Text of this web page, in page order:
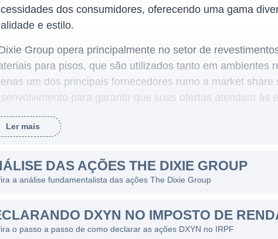
dos consumidores, oferecendo uma gama
e estilo.
Group opera principalmente no setor de
para pisos, que são utilizados tanto em ambientes
um dos principais fornecedores rumo a market
para garantir que suas ofertas atendam às
e sustentabilidade.
atua principalmente nos Estados Unidos, mas
internacionais. Seu portfólio inclui várias linhas
que podem ser aplicados em ambientes
Ler mais
DAS AÇÕES THE DIXIE GROUP
a análise fundamentalista das ações The Dixie Group
DXYN NO IMPOSTO DE
o passo a passo de como declarar as ações DXYN no IRPF